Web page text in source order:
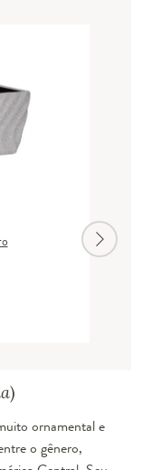
)
ornamental e
o gênero,